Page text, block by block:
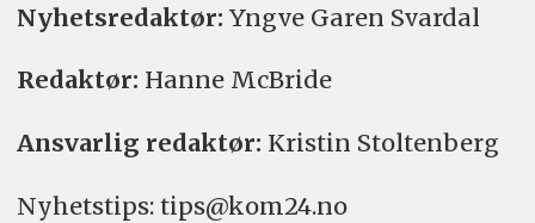
Nyhetsredaktør: Yngve Garen Svardal
Redaktør: Hanne McBride
Ansvarlig redaktør: Kristin Stoltenberg
Nyhetstips: tips@kom24.no